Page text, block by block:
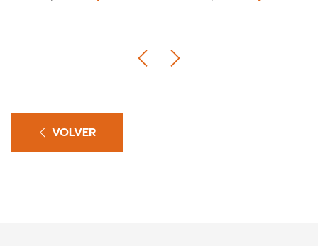
VOLVER